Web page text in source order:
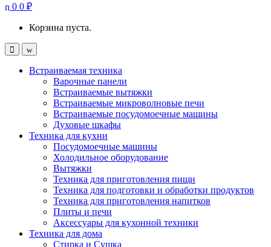
0 0 ₽
Корзина пуста.
Встраиваемая техника
Варочные панели
Встраиваемые вытяжки
Встраиваемые микроволновые печи
Встраиваемые посудомоечные машины
Духовые шкафы
Техника для кухни
Посудомоечные машины
Холодильное оборудование
Вытяжки
Техника для приготовления пищи
Техника для подготовки и обработки продуктов
Техника для приготовления напитков
Плиты и печи
Аксессуары для кухонной техники
Техника для дома
Стирка и Сушка